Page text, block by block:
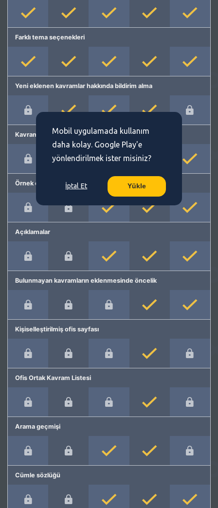
Farklı tema seçenekleri
Yeni eklenen kavramlar hakkında bildirim alma
Kavram önerme
Örnek cümleler
Açıklamalar
Bulunmayan kavramların eklenmesinde öncelik
Kişiselleştirilmiş ofis sayfası
Ofis Ortak Kavram Listesi
Arama geçmişi
Cümle sözlüğü
Mobil uygulamada kullanım
daha kolay. Google Play'e
yönlendirilmek ister misiniz?
İptal Et Yükle